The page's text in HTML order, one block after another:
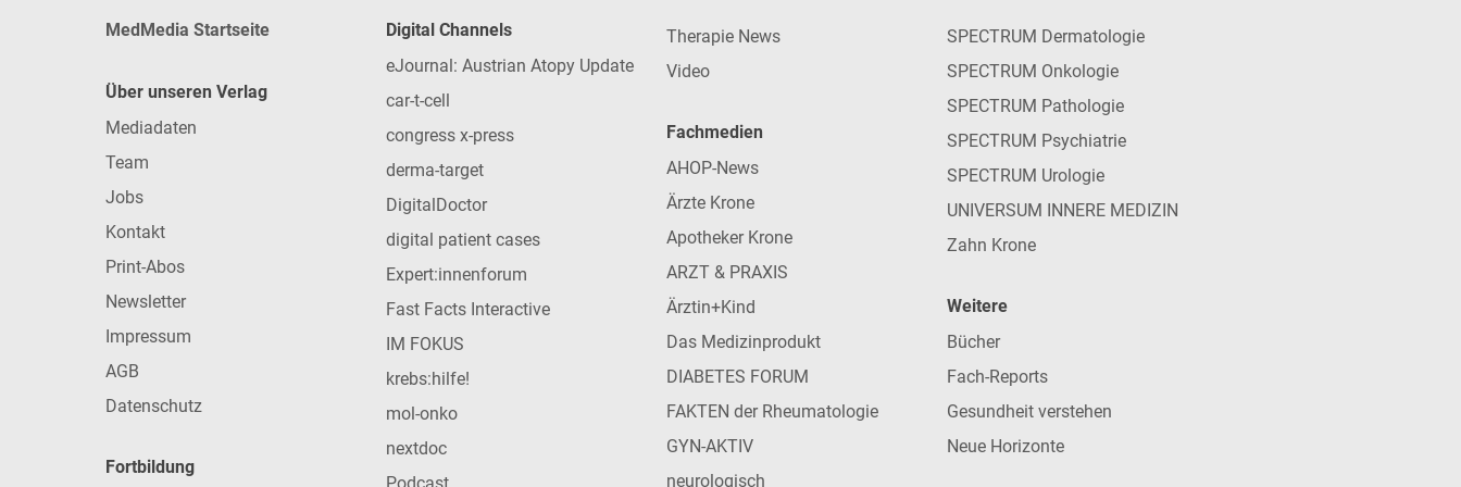
MedMedia Startseite
Über unseren Verlag
Mediadaten
Team
Jobs
Kontakt
Print-Abos
Newsletter
Impressum
AGB
Datenschutz
Fortbildung
Digital Channels
eJournal: Austrian Atopy Update
car-t-cell
congress x-press
derma-target
DigitalDoctor
digital patient cases
Expert:innenforum
Fast Facts Interactive
IM FOKUS
krebs:hilfe!
mol-onko
nextdoc
Therapie News
Video
Fachmedien
AHOP-News
Ärzte Krone
Apotheker Krone
ARZT & PRAXIS
Ärztin+Kind
Das Medizinprodukt
DIABETES FORUM
FAKTEN der Rheumatologie
GYN-AKTIV
neurologisch
SPECTRUM Dermatologie
SPECTRUM Onkologie
SPECTRUM Pathologie
SPECTRUM Psychiatrie
SPECTRUM Urologie
UNIVERSUM INNERE MEDIZIN
Zahn Krone
Weitere
Bücher
Fach-Reports
Gesundheit verstehen
Neue Horizonte